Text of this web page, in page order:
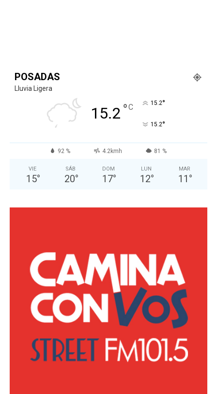
POSADAS
Lluvia Ligera
15.2 °C 15.2°
15.2°
92 % 4.2kmh 81 %
VIE
15°
SÁB
20°
DOM
17°
LUN
12°
MAR
11 °